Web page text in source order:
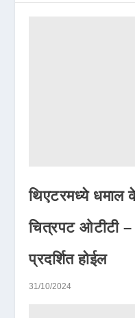
थिएटरमध्ये धमाल
चित्रपट ओटीटी –
प्रदर्शित होईल
31/10/2024